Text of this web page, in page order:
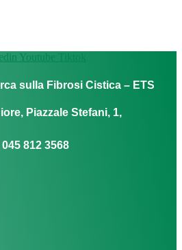
Youtube Tiktok
sulla Fibrosi Cistica – ETS
Piazzale Stefani, 1,
812 3568